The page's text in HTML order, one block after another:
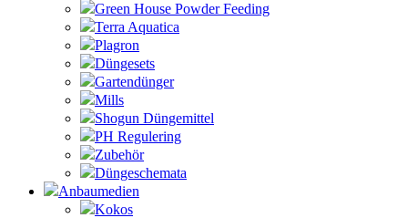
Green House Powder Feeding
Terra Aquatica
Plagron
Düngesets
Gartendünger
Mills
Shogun Düngemittel
PH Regulering
Zubehör
Düngeschemata
Anbaumedien
Kokos